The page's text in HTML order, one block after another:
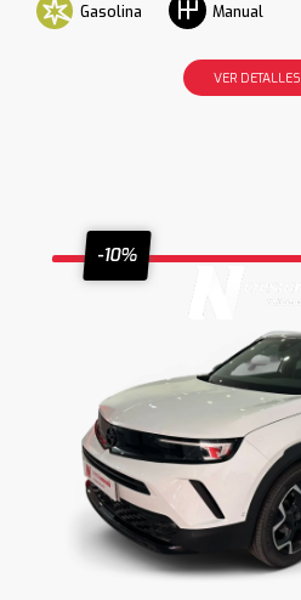
Gasolina Manual
VER DETALLES
-10%